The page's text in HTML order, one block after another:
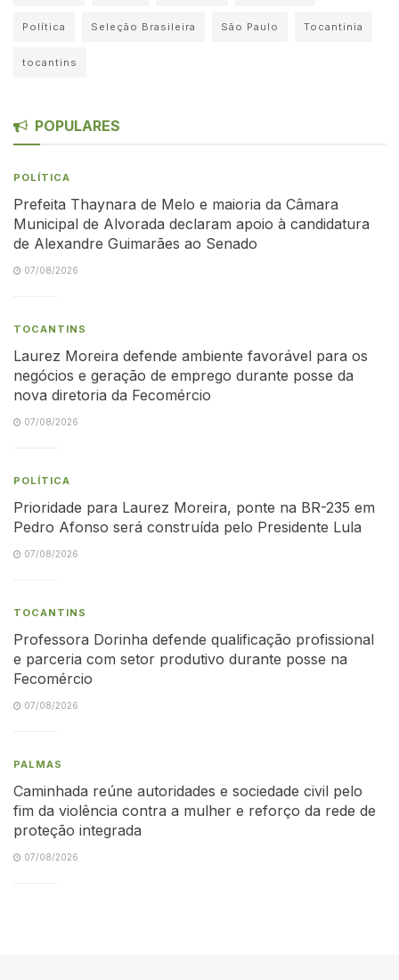
Política Seleção Brasileira São Paulo Tocantinia
tocantins
POPULARES
POLÍTICA
Prefeita Thaynara de Melo e maioria da Câmara
Municipal de Alvorada declaram apoio à candidatura
de Alexandre Guimarães ao Senado
07/08/2026
TOCANTINS
Laurez Moreira defende ambiente favorável para os
negócios e geração de emprego durante posse da
nova diretoria da Fecomércio
07/08/2026
POLÍTICA
Prioridade para Laurez Moreira, ponte na BR-235 em
Pedro Afonso será construída pelo Presidente Lula
07/08/2026
TOCANTINS
Professora Dorinha defende qualificação profissional
e parceria com setor produtivo durante posse na
Fecomércio
07/08/2026
PALMAS
Caminhada reúne autoridades e sociedade civil pelo
fim da violência contra a mulher e reforço da rede de
proteção integrada
07/08/2026